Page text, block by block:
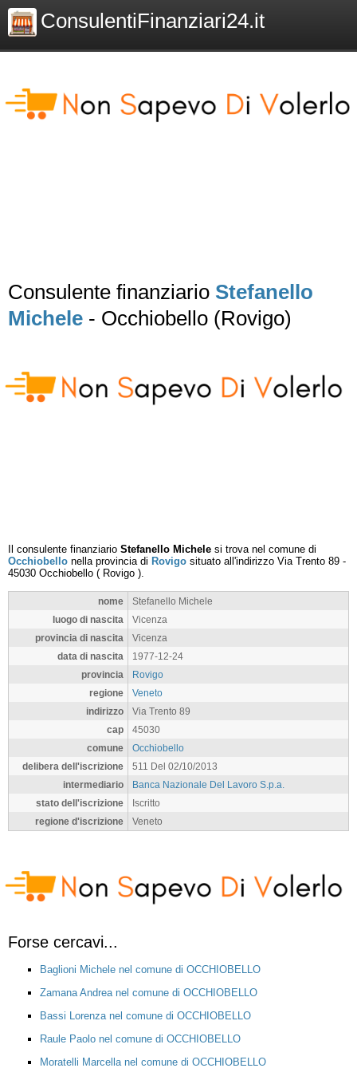
ConsulentiFinanziari24.it
Consulente finanziario Stefanello
Michele - Occhiobello (Rovigo)
Il consulente finanziario Stefanello Michele si trova nel comune di
Occhiobello nella provincia di Rovigo situato all'indirizzo Via Trento 89 -
45030 Occhiobello ( Rovigo ).
nome
Stefanello Michele
luogo di nascita
Vicenza
provincia di nascita
Vicenza
data di nascita
1977-12-24
provincia
Rovigo
regione
Veneto
indirizzo
Via Trento 89
cap
45030
comune
Occhiobello
delibera dell'iscrizione
511 Del 02/10/2013
intermediario
Banca Nazionale Del Lavoro S.p.a.
stato dell'iscrizione
Iscritto
regione d'iscrizione
Veneto
Forse cercavi...
Baglioni Michele nel comune di OCCHIOBELLO
Zamana Andrea nel comune di OCCHIOBELLO
Bassi Lorenza nel comune di OCCHIOBELLO
Raule Paolo nel comune di OCCHIOBELLO
Moratelli Marcella nel comune di OCCHIOBELLO